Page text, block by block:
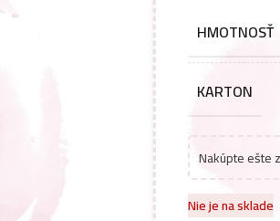
HMOTNOSŤ
KARTON
Nakúpte ešte
Nie je na sklade